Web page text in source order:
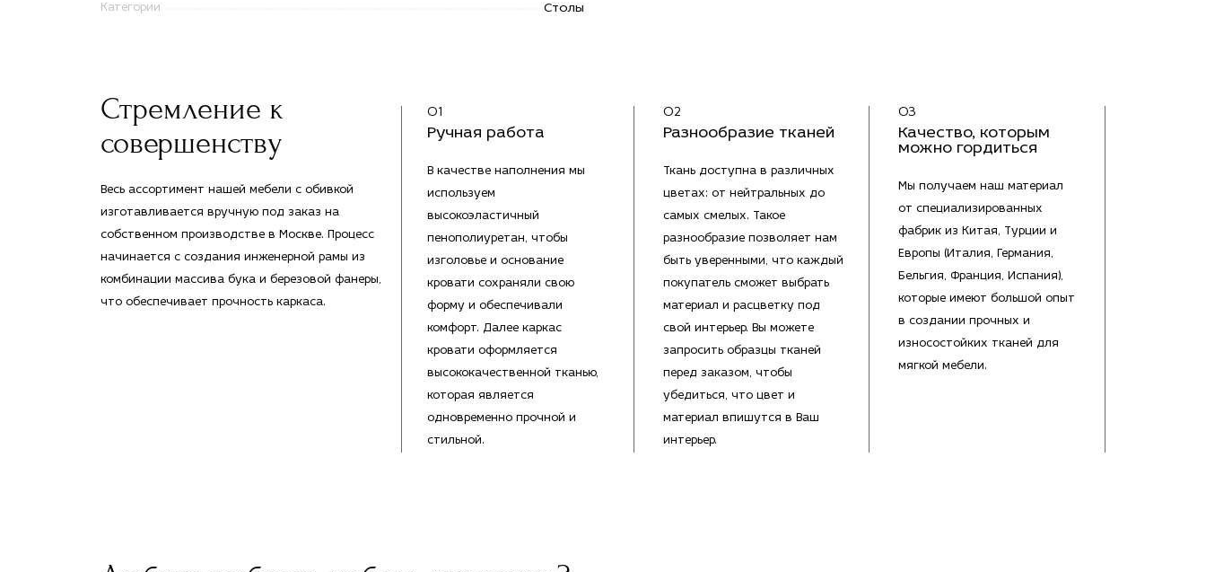
Категории Столы
Стремление к
совершенству
Весь ассортимент нашей мебели с обивкой
изготавливается вручную под заказ на
собственном производстве в Москве. Процесс
начинается с создания инженерной рамы из
комбинации массива бука и березовой фанеры,
что обеспечивает прочность каркаса.
01
Ручная работа
В качестве наполнения мы
используем
высокоэластичный
пенополиуретан, чтобы
изголовье и основание
кровати сохраняли свою
форму и обеспечивали
комфорт. Далее каркас
кровати оформляется
высококачественной тканью,
которая является
одновременно прочной и
стильной.
02
Разнообразие тканей
Ткань доступна в различных
цветах: от нейтральных до
самых смелых. Такое
разнообразие позволяет нам
быть уверенными, что каждый
покупатель сможет выбрать
материал и расцветку под
свой интерьер. Вы можете
запросить образцы тканей
перед заказом, чтобы
убедиться, что цвет и
материал впишутся в Ваш
интерьер.
03
Качество, которым
можно гордиться
Мы получаем наш материал
от специализированных
фабрик из Китая, Турции и
Европы (Италия, Германия,
Бельгия, Франция, Испания),
которые имеют большой опыт
в создании прочных и
износостойких тканей для
мягкой мебели.